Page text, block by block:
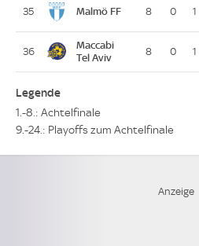
35 Malmö FF 8 0 1
36
Maccabi
Tel Aviv
8 0 1
Legende
1.-8.: Achtelfinale
9.-24.: Playoffs zum Achtelfinale